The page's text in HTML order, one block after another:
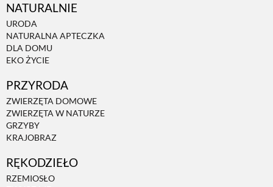
NATURALNIE
URODA
NATURALNA APTECZKA
DLA DOMU
EKO ŻYCIE
PRZYRODA
ZWIERZĘTA DOMOWE
ZWIERZĘTA W NATURZE
GRZYBY
KRAJOBRAZ
RĘKODZIEŁO
RZEMIOSŁO
ZWIERZĘTA W NATURZE